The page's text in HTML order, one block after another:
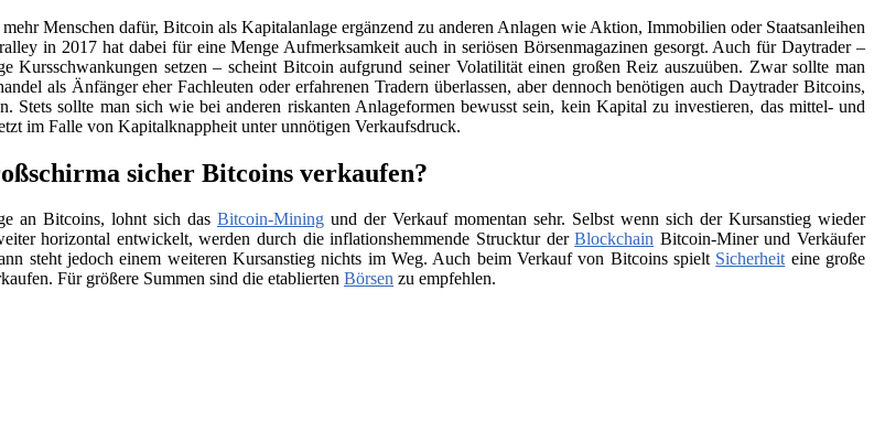
Menschen dafür, Bitcoin als Kapitalanlage ergänzend zu anderen Anlagen wie Aktion, Immobilien oder Staatsanleihen
in 2017 hat dabei für eine Menge Aufmerksamkeit auch in seriösen Börsenmagazinen gesorgt. Auch für Daytrader –
Kursschwankungen setzen – scheint Bitcoin aufgrund seiner Volatilität einen großen Reiz auszuüben. Zwar sollte man
als Änfänger eher Fachleuten oder erfahrenen Tradern überlassen, aber dennoch benötigen auch Daytrader Bitcoins,
Stets sollte man sich wie bei anderen riskanten Anlageformen bewusst sein, kein Kapital zu investieren, das mittel- und
im Falle von Kapitalknappheit unter unnötigen Verkaufsdruck.
sicher Bitcoins verkaufen?
an Bitcoins, lohnt sich das Bitcoin-Mining und der Verkauf momentan sehr. Selbst wenn sich der Kursanstieg wieder
horizontal entwickelt, werden durch die inflationshemmende Strucktur derBlockchain Bitcoin-Miner und Verkäufer
steht jedoch einem weiteren Kursanstieg nichts im Weg. Auch beim Verkauf von Bitcoins spielt Sicherheiteine große
Für größere Summen sind die etablierten Börsen zu empfehlen.